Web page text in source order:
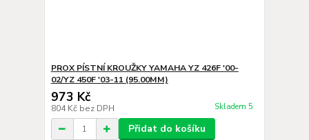
PROX PÍSTNÍ KROUŽKY YAMAHA YZ 426F '00-
02/YZ 450F '03-11 (95.00MM)
973 Kč
804 Kč bez DPH Skladem 5
Přidat do košíku